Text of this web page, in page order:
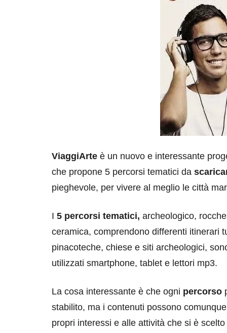
ViaggiArte è un nuovo e interessante
che propone 5 percorsi tematici da
pieghevole, per vivere al meglio le città
I 5 percorsi tematici, archeologico,
ceramica, comprendono differenti itinerari
pinacoteche, chiese e siti archeologici,
utilizzati smartphone, tablet e lettori mp3.
La cosa interessante è che ogni percorso
stabilito, ma i contenuti possono
propri interessi e alle attività che si è